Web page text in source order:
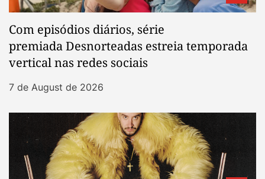
Com episódios diários, série
premiada Desnorteadas estreia temporada
vertical nas redes sociais
7 de August de 2026